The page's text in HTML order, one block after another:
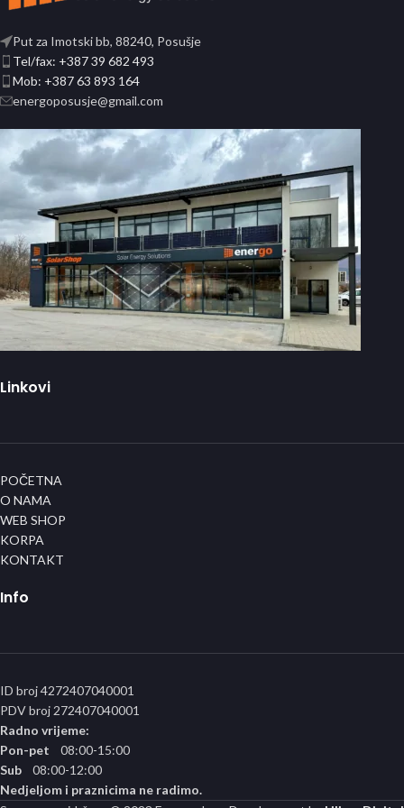
Put za Imotski bb, 88240, Posušje
Tel/fax: +387 39 682 493
Mob: +387 63 893 164
energoposusje@gmail.com
Linkovi
POČETNA
O NAMA
WEB SHOP
KORPA
KONTAKT
Info
ID broj 4272407040001
PDV broj 272407040001
Radno vrijeme:
Pon-pet
08:00-15:00
Sub
08:00-12:00
Nedjeljom i praznicima ne radimo.